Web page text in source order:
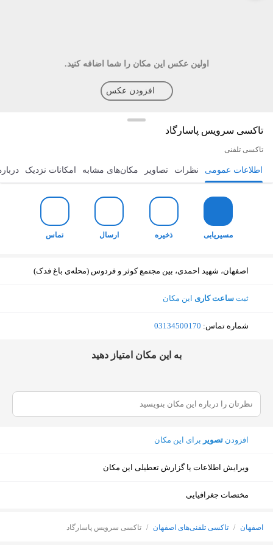
اولین عکس این مکان را شما اضافه کنید.
افزودن عکس
تاکسی سرویس پاسارگاد
تاکسی تلفنی
مسیریابی ذخیره ارسال تماس اطلاعات عمومی نظرات تصاویر مکان‌های مشابه امکانات نزدیک
مسیریابی ذخیره ارسال تماس
اصفهان، شهید احمدی، بین مجتمع کوثر و فردوس (محله‌ی باغ فدک)
ثبت ساعت کاری این مکان
شماره تماس: ‎03134500170
ﺑﻪ اﯾﻦ ﻣﮑﺎن اﻣﺘﯿﺎز دﻫﯿﺪ
افزودن تصویر برای این مکان
ویرایش اطلاعات یا گزارش تعطیلی این مکان
مختصات جغرافیایی
اصفهان / تاکسی تلفنی‌های اصفهان / تاکسی سرویس پاسارگادنمایش نقشه